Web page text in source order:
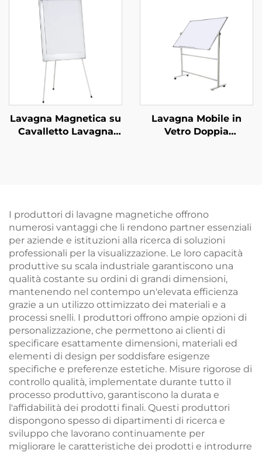
Lavagna in Acciaio
Ceramico P3
Magnetica
Lavagna in Acciaio
Cancellabile a Secco
per Scuola Bambini
Lavagna Magnetica su
Cavalletto Lavagna
Lavagna Mobile in
Vetro Doppia
I produttori di lavagne magnetiche offrono
numerosi vantaggi che li rendono partner essenziali
per aziende e istituzioni alla ricerca di soluzioni
professionali per la visualizzazione. Le loro capacità
produttive su scala industriale garantiscono una
qualità costante su ordini di grandi dimensioni,
mantenendo nel contempo un'elevata efficienza
grazie a un utilizzo ottimizzato dei materiali e a
processi snelli. I produttori offrono ampie opzioni di
personalizzazione, che permettono ai clienti di
specificare esattamente dimensioni, materiali ed
elementi di design per soddisfare esigenze
specifiche e preferenze estetiche. Misure rigorose di
controllo qualità, implementate durante tutto il
processo produttivo, garantiscono la durata e
l'affidabilità dei prodotti finali. Questi produttori
dispongono spesso di dipartimenti di ricerca e
sviluppo che lavorano continuamente per
migliorare le caratteristiche dei prodotti e introdurre